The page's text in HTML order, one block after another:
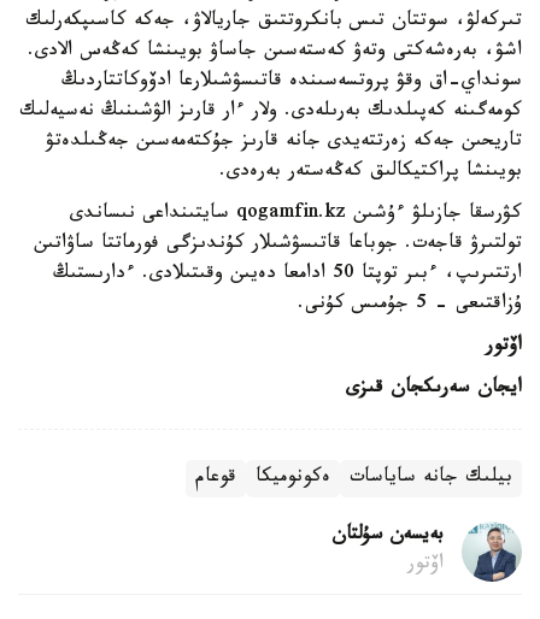
تىركەلۋ، سوتتان تىس بانكروتتىق جاريالاۋ، جەكە كاسىپكەرلىك
اشۋ، بەرەشەكتى وتەۋ كەستەسىن جاساۋ بويىنشا كەڭەس الادى.
سونداي-اق وقۋ پروتسەسىندە قاتىسۋشىلارعا ادۆوكاتتاردىڭ
كومەگىنە كەپىلدىك بەرىلەدى. ولار ءار قارىز الۋشىنىڭ نەسيەلىك
تاريحىن جەكە زەرتتەيدى جانە قارىز جۇكتەمەسىن جەڭىلدەتۋ
بويىنشا پراكتيكالىق كەڭەستەر بەرەدى.
كۋرسقا جازىلۋ ءۇشىن qogamfin.kz سايتىنداعى نىساندى
تولتىرۋ قاجەت. جوباعا قاتىسۋشىلار كۇندىزگى فورماتتا ساۋاتىن
ارتتىرىپ، ءبىر توپتا 50 ادامعا دەيىن وقىتىلادى. ءدارىستىڭ
ۇزاقتىعى - 5 جۇمىس كۇنى.
اۆتور
ايجان سەرىكجان قىزى
بيلىك جانە ساياسات ەكونوميكا قوعام
بەيسەن سۇلتان
اۆتور